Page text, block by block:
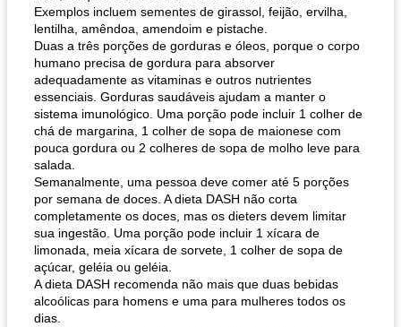
Exemplos incluem sementes de girassol, feijão, ervilha,
lentilha, amêndoa, amendoim e pistache.
Duas a três porções de gorduras e óleos, porque o corpo
humano precisa de gordura para absorver
adequadamente as vitaminas e outros nutrientes
essenciais. Gorduras saudáveis ​​ajudam a manter o
sistema imunológico. Uma porção pode incluir 1 colher de
chá de margarina, 1 colher de sopa de maionese com
pouca gordura ou 2 colheres de sopa de molho leve para
salada.
Semanalmente, uma pessoa deve comer até 5 porções
por semana de doces. A dieta DASH não corta
completamente os doces, mas os dieters devem limitar
sua ingestão. Uma porção pode incluir 1 xícara de
limonada, meia xícara de sorvete, 1 colher de sopa de
açúcar, geléia ou geléia.
A dieta DASH recomenda não mais que duas bebidas
alcoólicas para homens e uma para mulheres todos os
dias.